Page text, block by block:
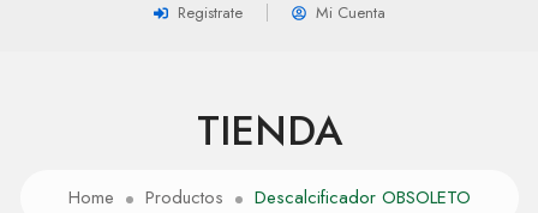
Registrate Mi Cuenta
TIENDA
Home Productos Descalcificador OBSOLETO